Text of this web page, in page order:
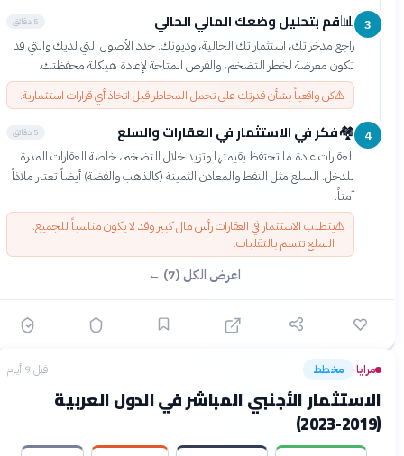
📊قم بتحليل وضعك المالي الحالي
راجع مدخراتك، استثماراتك الحالية، وديونك. حدد الأصول التي لديك والتي قد
تكون معرضة لخطر التضخم، والفرص المتاحة لإعادة هيكلة محفظتك.
⚠️كن واقعياً بشأن قدرتك على تحمل المخاطر قبل اتخاذ أي قرارات استثمارية.
🏘️فكر في الاستثمار في العقارات والسلع
العقارات عادة ما تحتفظ بقيمتها وتزيد خلال التضخم، خاصة العقارات المدرة
للدخل. السلع مثل النفط والمعادن الثمينة (كالذهب والفضة) أيضاً تعتبر ملاذاً
آمناً.
⚠️يتطلب الاستثمار في العقارات رأس مال كبير وقد لا يكون مناسباً للجميع.
السلع تتسم بالتقلبات.
اعرض الكل (7) ←
مرايا› مخطط قبل 9 أيام
الاستثمار الأجنبي المباشر في الدول العربية